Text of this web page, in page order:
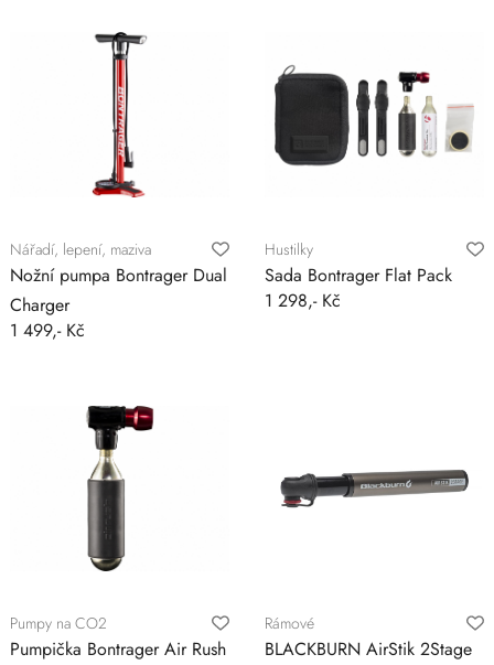
Nářadí, lepení, maziva
Nožní pumpa Bontrager Dual
Charger
1 499,- Kč
Hustilky
Sada Bontrager Flat Pack
1 298,- Kč
Pumpy na CO2
Pumpička Bontrager Air Rush
Rámové
BLACKBURN AirStik 2Stage